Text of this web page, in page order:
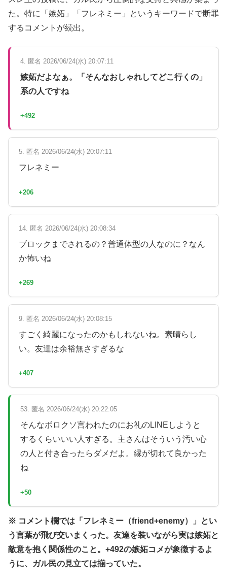
た。特に「嫉妬」「フレネミー」というキーワードで断罪
するコメントが続出。
4. 匿名 2026/06/24(水) 20:07:11
嫉妬だよなぁ。「そんなおしゃれしてどこ行くの」
系の人ですね
+492
5. 匿名 2026/06/24(水) 20:07:11
フレネミー
+206
14. 匿名 2026/06/24(水) 20:08:34
ブロックまでされるの？普通体型の人なのに？なん
か怖いね
+269
9. 匿名 2026/06/24(水) 20:08:15
すごく綺麗になったのかもしれないね。素晴らし
い。友達は余裕無さすぎるな
+407
53. 匿名 2026/06/24(水) 20:22:05
そんなボロクソ言われたのにお礼のLINEしようと
するくらいいい人すぎる。主さんはそういう汚い心
の人と付き合ったらダメだよ。縁が切れて良かった
ね
+50
※ コメント欄では「フレネミー（friend+enemy）」とい
う言葉が飛び交いまくった。友達を装いながら実は嫉妬と
敵意を抱く関係性のこと。+492の嫉妬コメが象徴するよ
うに、ガル民の見立ては揃っていた。